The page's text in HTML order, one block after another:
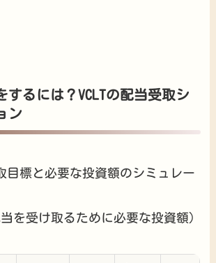
するには？VCLTの配当受取シ
ン
目標と必要な投資額のシミュレー
を受け取るために必要な投資額)